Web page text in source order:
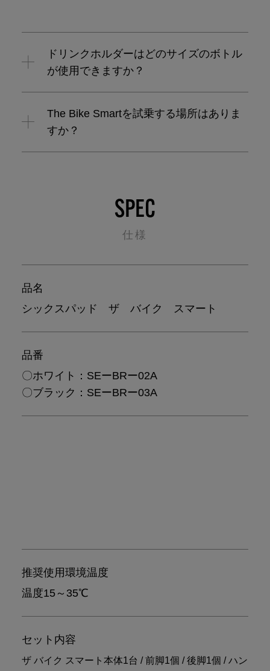
ドリンクホルダーはどのサイズのボトル
が使用できますか？
The Bike Smartを試乗する場所はありま
すか？
SPEC
仕様
品名
シックスパッド ザ バイク スマート
品番
〇ホワイト：SEーBRー02A
〇ブラック：SEーBRー03A
推奨使用環境温度
温度15～35℃
セット内容
ザ バイク スマート本体1台 / 前脚1個 / 後脚1個 / ハン